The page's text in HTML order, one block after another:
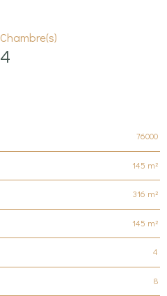
Chambre(s)
4
76000
145 m²
316 m²
145 m²
4
8